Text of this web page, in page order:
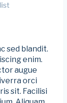
sed blandit.
enim.
augue
orci
sit. Facilisi